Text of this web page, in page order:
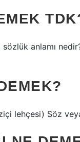
anlamı
lehçesi) Söz